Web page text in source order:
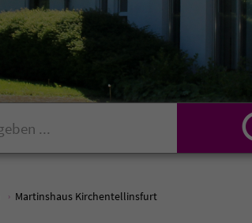
Martinshaus Kirchentellinsfurt